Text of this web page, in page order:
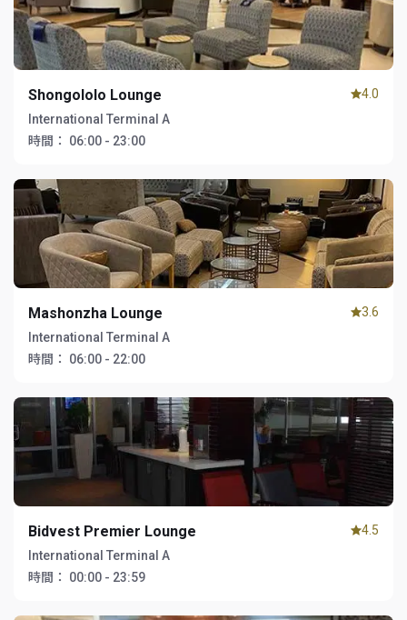
Shongololo Lounge
International Terminal A
時間：
06:00 - 23:00
4.0
Mashonzha Lounge
International Terminal A
時間：
06:00 - 22:00
3.6
Bidvest Premier Lounge
International Terminal A
時間：
00:00 - 23:59
4.5